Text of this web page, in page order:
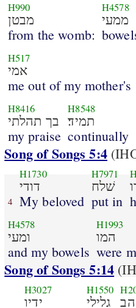
H990
מבטן
from the womb:
H4578
ממעי
H517
אמי
me out of my mother's
H8416
בך תהלתי
my praise
H8548
תמיד׃
continually
Song of Songs 5:4
4
H1730
דודי
My beloved
H7971
שׁלח
put in
H4578
ומעי
and my bowels
H1993
המו
were
Song of Songs 5:14
H3027
ידיו
H1550
גלילי